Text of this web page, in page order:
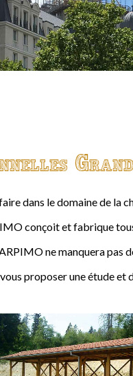
dans le domaine de
conçoit et fabrique
ne manquera pas
proposer une étude